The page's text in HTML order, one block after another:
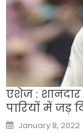
एशेज : शानदार
पारियों में जड़
Posted
on
January 8, 2022